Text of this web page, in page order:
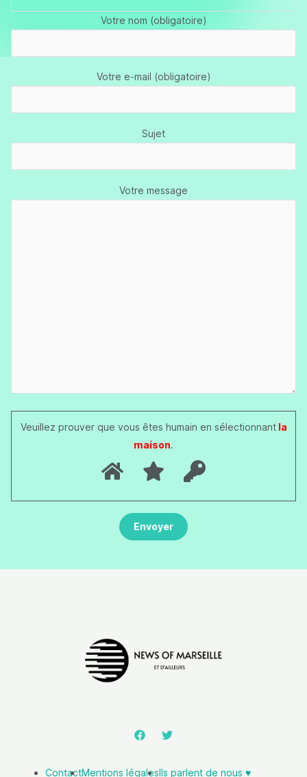
Votre nom (obligatoire)
Votre e-mail (obligatoire)
Sujet
Votre message
Veuillez prouver que vous êtes humain en sélectionnantla
maison.
ContactMentions légalesIls parlent de nous ♥️